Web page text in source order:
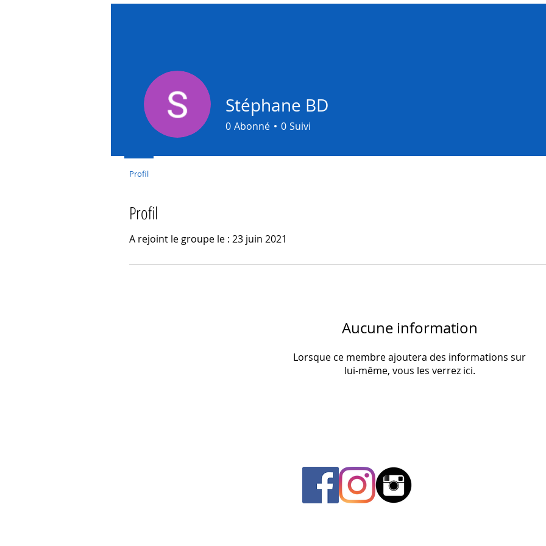
Profil
A rejoint le groupe le : 23 juin 2021
Aucune information
Lorsque ce membre ajoutera des informations sur
lui-même, vous les verrez ici.
Stéphane BD
0 Abonné 0 Suivi
Profil